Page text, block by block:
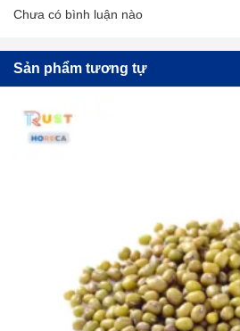
Chưa có bình luận nào
Sản phẩm tương tự